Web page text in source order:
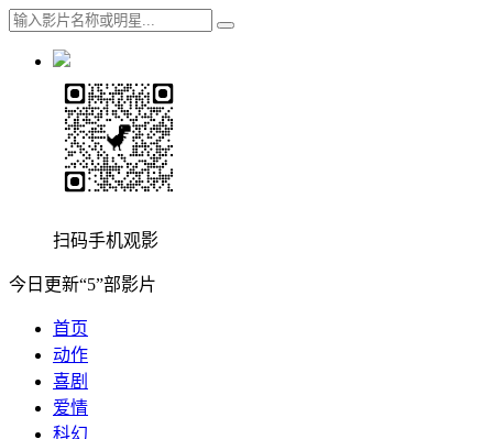
扫码手机观影
今日更新“5”部影片
首页
动作
喜剧
爱情
科幻